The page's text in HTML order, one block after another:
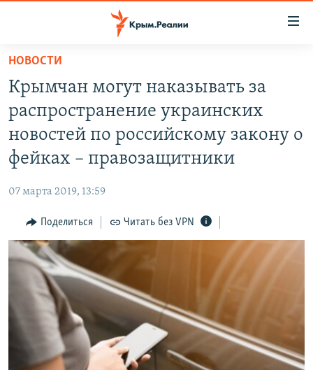
Вернуться
основному
содержанию
Вернутся
главной
Вернутся
поиску
СПЕЦПРОЕКТЫ
КАРТА ВОЕННЫХ ОБЪЕКТОВ КРЫМА
ВОДА
ИСТОРИЯ
ИНТЕРАКТИВ
ИНФОГРАФИКА
ТЕЛЕПРОЕКТ КРЫМ.РЕАЛИИ
СОВЕТЫ ПРАВОЗАЩИТНИКОВ
ПРОПАВШИЕ БЕЗ ВЕСТИ
ПОБЕДИТЕЛЕЙ НЕ СУДЯТ?
КРЫМ.НЕПОКОРЕННЫЙ
РАДІО СВОБОДА
КАК ОБОЙТИ БЛОКИРОВКУ
Українською
Qırımtatar
ПРИСОЕДИНЯЙТЕСЬ!
НОВОСТИ
Крымчан могут наказывать за
распространение украинских
новостей по российскому закону о
фейках – правозащитники
07 марта 2019, 13:59
Поделиться Читать без VPN